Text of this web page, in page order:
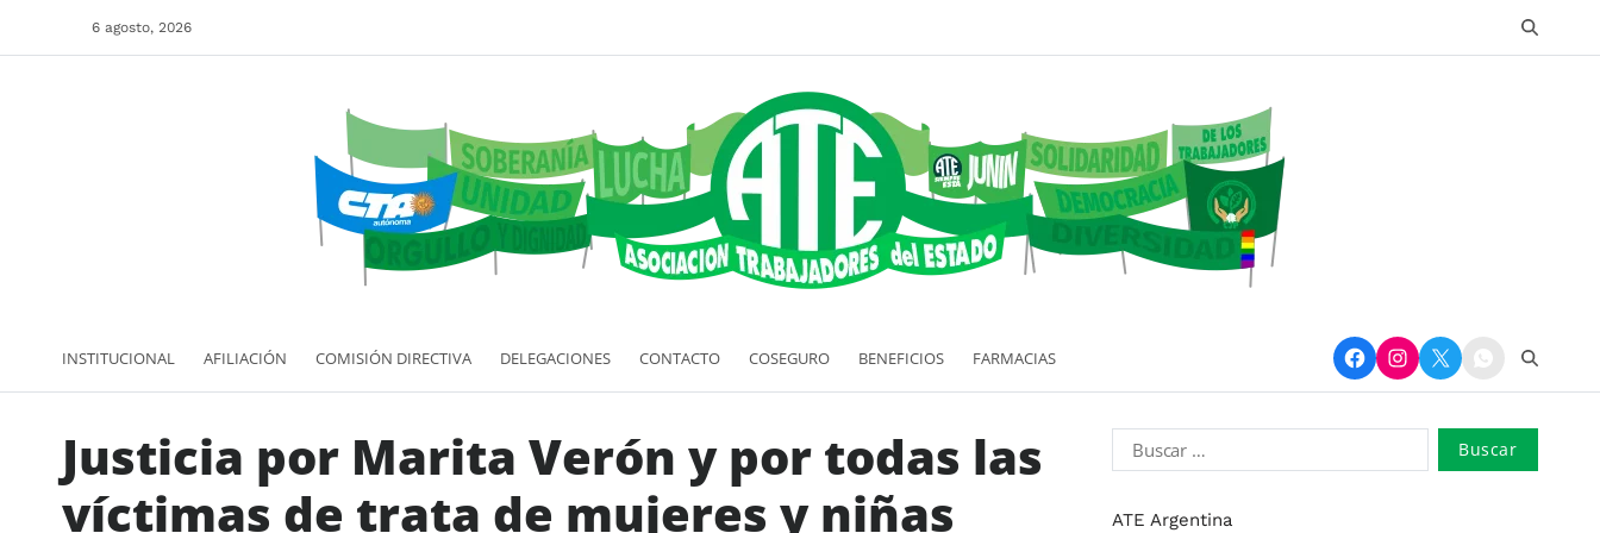
6 agosto, 2026
INSTITUCIONAL AFILIACIÓN COMISIÓN DIRECTIVA DELEGACIONES CONTACTO COSEGURO BENEFICIOS FARMACIAS
Justicia por Marita Verón y por todas las
víctimas de trata de mujeres y niñas
ATE Argentina